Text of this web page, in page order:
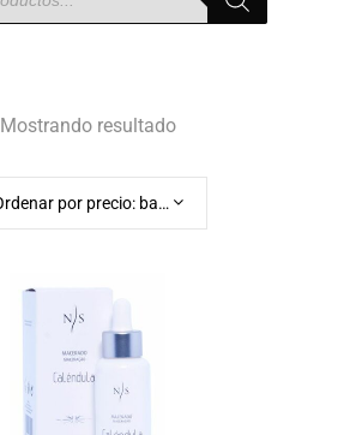
Mostrando resultado
Ordenar por precio: bajo a alto